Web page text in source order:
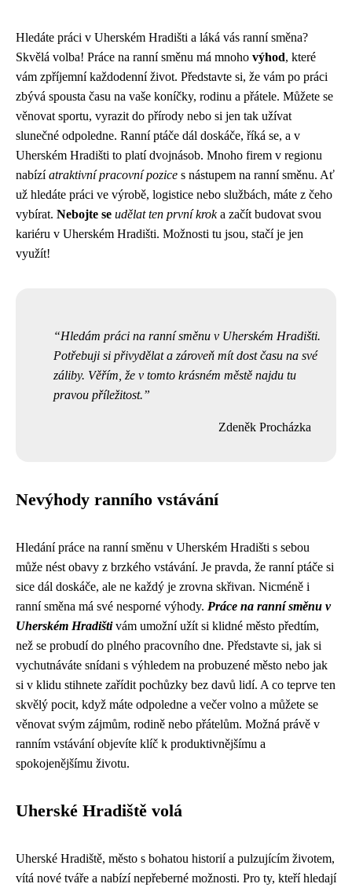
Hledáte práci v Uherském Hradišti a láká vás ranní směna?
Skvělá volba! Práce na ranní směnu má mnoho výhod, které
vám zpříjemní každodenní život. Představte si, že vám po práci
zbývá spousta času na vaše koníčky, rodinu a přátele. Můžete se
věnovat sportu, vyrazit do přírody nebo si jen tak užívat
slunečné odpoledne. Ranní ptáče dál doskáče, říká se, a v
Uherském Hradišti to platí dvojnásob. Mnoho firem v regionu
nabízíatraktivní pracovní pozice s nástupem na ranní směnu. Ať
už hledáte práci ve výrobě, logistice nebo službách, máte z čeho
vybírat. Nebojte se udělat ten první kroka začít budovat svou
kariéru v Uherském Hradišti. Možnosti tu jsou, stačí je jen
využít!
Hledám práci na ranní směnu v Uherském Hradišti.
Potřebuji si přivydělat a zároveň mít dost času na své
záliby. Věřím, že v tomto krásném městě najdu tu
pravou příležitost.
Zdeněk Procházka
Nevýhody ranního vstávání
Hledání práce na ranní směnu v Uherském Hradišti s sebou
může nést obavy z brzkého vstávání. Je pravda, že ranní ptáče si
sice dál doskáče, ale ne každý je zrovna skřivan. Nicméně i
ranní směna má své nesporné výhody. Práce na ranní směnu v
Uherském Hradištivám umožní užít si klidné město předtím,
než se probudí do plného pracovního dne. Představte si, jak si
vychutnáváte snídani s výhledem na probuzené město nebo jak
si v klidu stihnete zařídit pochůzky bez davů lidí. A co teprve ten
skvělý pocit, když máte odpoledne a večer volno a můžete se
věnovat svým zájmům, rodině nebo přátelům. Možná právě v
ranním vstávání objevíte klíč k produktivnějšímu a
spokojenějšímu životu.
Uherské Hradiště volá
Uherské Hradiště, město s bohatou historií a pulzujícím životem,
vítá nové tváře a nabízí nepřeberné možnosti. Pro ty, kteří hledají